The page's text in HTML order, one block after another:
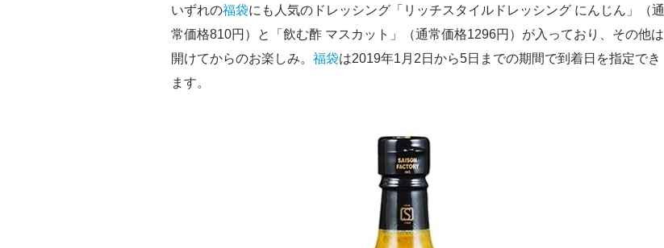
いずれの福袋にも人気のドレッシング「リッチスタイルドレッシング にんじん」（通
常価格810円）と「飲む酢 マスカット」（通常価格1296円）が入っており、その他は
開けてからのお楽しみ。 福袋は2019年1月2日から5日までの期間で到着日を指定でき
ます。